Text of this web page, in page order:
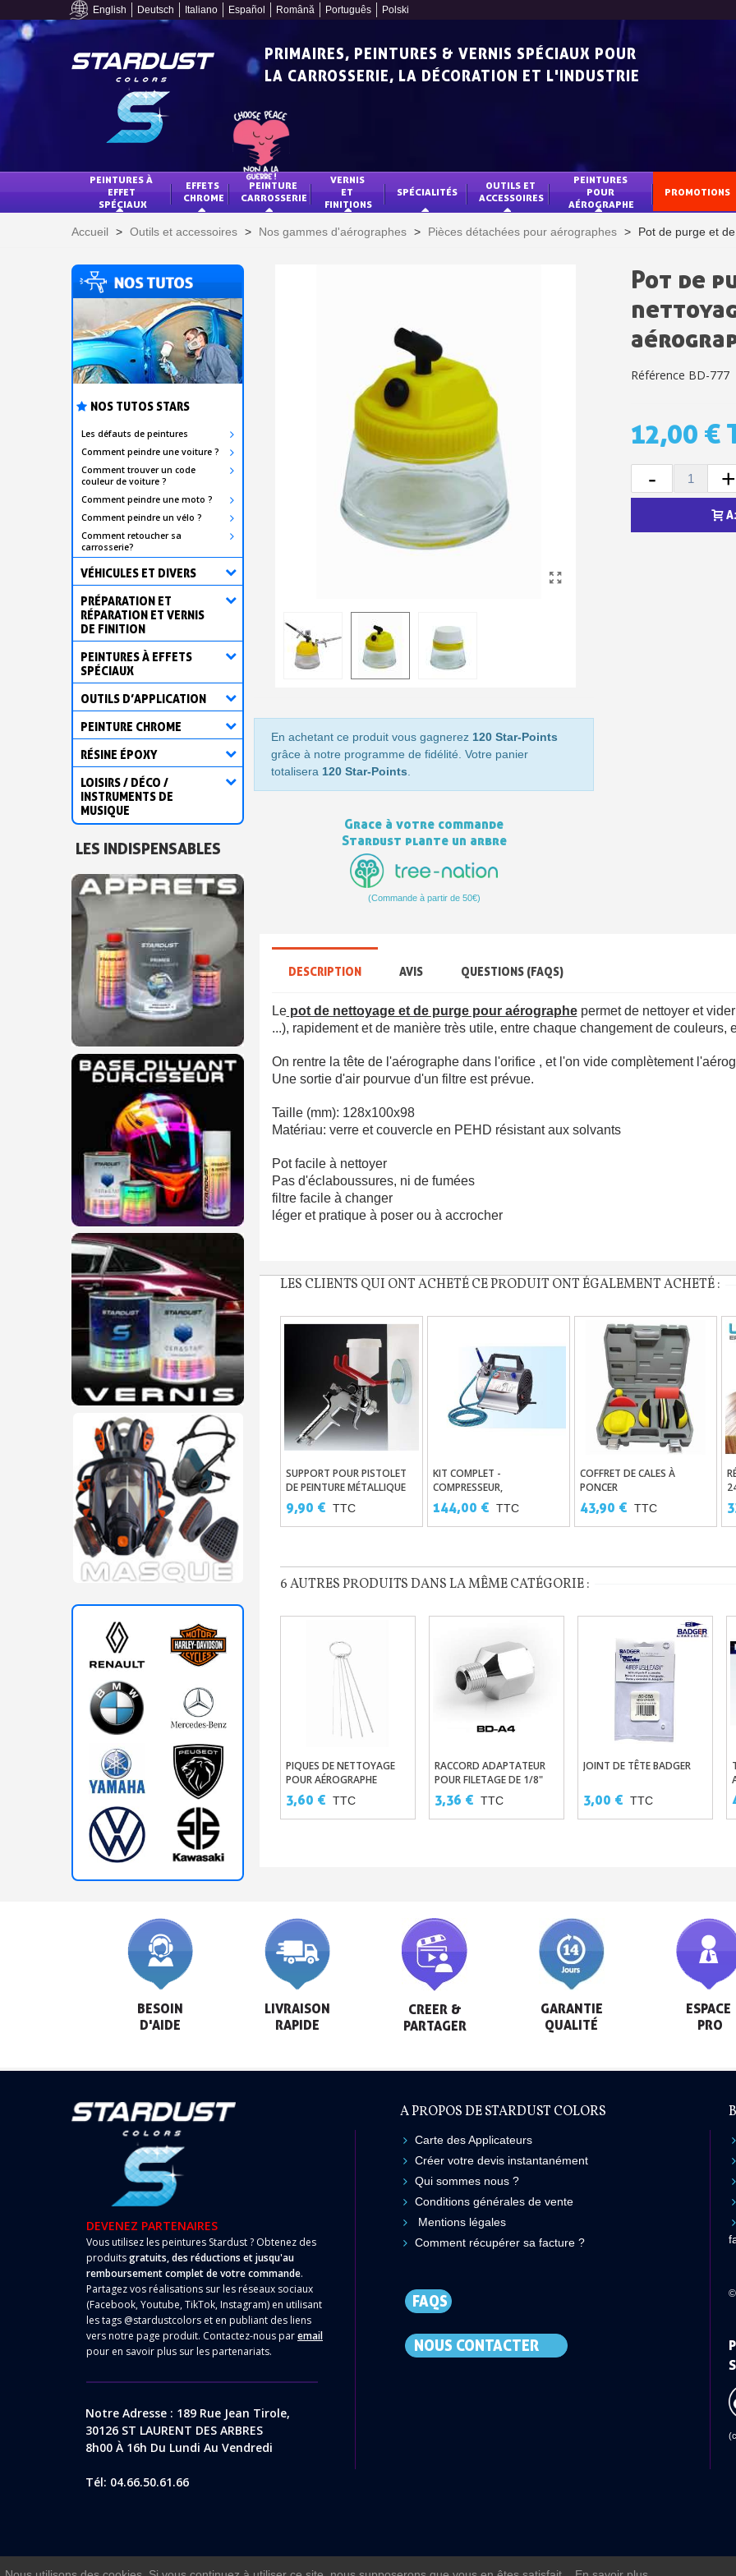
English Deutsch Italiano Español Română Português Polski
PRIMAIRES, PEINTURES & VERNIS SPÉCIAUX POUR
LA CARROSSERIE, LA DÉCORATION ET L'INDUSTRIE
PEINTURES À
EFFET
SPÉCIAUX
EFFETS
CHROME
PEINTURE
CARROSSERIE
VERNIS
ET
FINITIONS
SPÉCIALITÉS
OUTILS ET
ACCESSOIRES
PEINTURES
POUR
AÉROGRAPHE
PROMOTIONS
Accueil > Outils et accessoires > Nos gammes d'aérographes > Pièces détachées pour aérographes > Pot de purge et
NOS TUTOS STARS
Les défauts de peintures
Comment peindre une voiture ?
Comment trouver un code
couleur de voiture ?
Comment peindre une moto ?
Comment peindre un vélo ?
Comment retoucher sa
carrosserie?
VÉHICULES ET DIVERS
PRÉPARATION ET
RÉPARATION ET VERNIS
DE FINITION
PEINTURES À EFFETS
SPÉCIAUX
OUTILS D’APPLICATION
PEINTURE CHROME
RÉSINE ÉPOXY
LOISIRS / DÉCO /
INSTRUMENTS DE
MUSIQUE
LES INDISPENSABLES
En achetant ce produit vous gagnerez 120 Star-Points
grâce à notre programme de fidélité. Votre panier
totalisera 120 Star-Points.
Grace à votre commande
Stardust plante un arbre
(Commande à partir de 50€)
Pot de
Référence BD-777
12,00 €
- +
DESCRIPTION AVIS QUESTIONS (FAQS)
Lepot de nettoyage et de purge pour aérographepermet de nettoyer et
...), rapidement et de manière très utile, entre chaque changement de couleurs,
On rentre la tête de l'aérographe dans l'orifice , et l'on vide complètement
Une sortie d'air pourvue d'un filtre est prévue.
Taille (mm): 128x100x98
Matériau: verre et couvercle en PEHD résistant aux solvants
Pot facile à nettoyer
Pas d'éclaboussures, ni de fumées
filtre facile à changer
léger et pratique à poser ou à accrocher
LES CLIENTS QUI ONT ACHETÉ CE PRODUIT ONT ÉGALEMENT ACHETÉ :
Ajouter Au Panier
SUPPORT POUR PISTOLET
DE PEINTURE MÉTALLIQUE
ET MAGNÉTIQUE
9,90 € TTC
Ajouter Au Panier
KIT COMPLET -
COMPRESSEUR,
AÉROGRAPHE, TUYAU D'AIR
144,00 € TTC
Ajouter Au Panier
COFFRET DE CALES À
PONCER
43,90 € TTC
6 AUTRES PRODUITS DANS LA MÊME CATÉGORIE :
Ajouter Au Panier
PIQUES DE NETTOYAGE
POUR AÉROGRAPHE
3,60 € TTC
Ajouter Au Panier
RACCORD ADAPTATEUR
POUR FILETAGE DE 1/8"
VERS 1/4"
3,36 € TTC
Ajouter Au Panier
JOINT DE TÊTE BADGER
3,00 € TTC
BESOIN
D'AIDE
LIVRAISON
RAPIDE
CREER &
PARTAGER
GARANTIE
QUALITÉ
ESPACE
PRO
DEVENEZ PARTENAIRES
Vous utilisez les peintures Stardust ? Obtenez des
produitsgratuits, des réductions et jusqu'au
remboursement complet de votre commande.
Partagez vos réalisations sur les réseaux sociaux
(Facebook, Youtube, TikTok, Instagram) en utilisant
les tags @stardustcolors et en publiant des liens
vers notre page produit. Contactez-nous paremail
pour en savoir plus sur les partenariats.
Notre Adresse : 189 Rue Jean Tirole,
30126 ST LAURENT DES ARBRES
8h00 À 16h Du Lundi Au Vendredi
Tél: 04.66.50.61.66
A PROPOS DE STARDUST COLORS
Carte des Applicateurs
Créer votre devis instantanément
Qui sommes nous ?
Conditions générales de vente
Mentions légales
Comment récupérer sa facture ?
FAQS
NOUS CONTACTER
©